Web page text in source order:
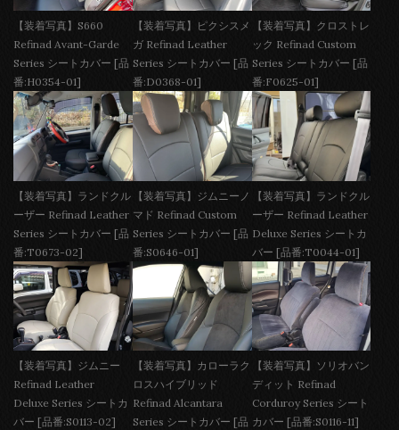
【装着写真】S660
Refinad Avant-Garde
Series シートカバー [品
番:H0354-01]
【装着写真】ピクシスメ
ガ Refinad Leather
Series シートカバー [品
番:D0368-01]
【装着写真】クロストレ
ック Refinad Custom
Series シートカバー [品
番:F0625-01]
【装着写真】ランドクル
ーザー Refinad Leather
Series シートカバー [品
番:T0673-02]
【装着写真】ジムニーノ
マド Refinad Custom
Series シートカバー [品
番:S0646-01]
【装着写真】ランドクル
ーザー Refinad Leather
Deluxe Series シートカ
バー [品番:T0044-01]
【装着写真】ジムニー
Refinad Leather
Deluxe Series シートカ
バー [品番:S0113-02]
【装着写真】カローラク
ロスハイブリッド
Refinad Alcantara
Series シートカバー [品
【装着写真】ソリオバン
ディット Refinad
Corduroy Series シート
カバー [品番:S0116-11]